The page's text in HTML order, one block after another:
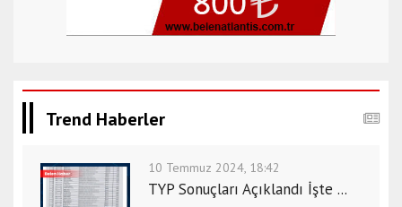
Trend Haberler
10 Temmuz 2024, 18:42
TYP Sonuçları Açıklandı İşte ...